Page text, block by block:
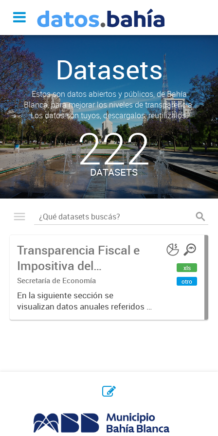
Datasets
Estos son datos abiertos y públicos, de Bahía
Blanca, para mejorar los niveles de transparencia.
Los datos son tuyos, descargalos, reutilizalos.
222
DATASETS
Transparencia Fiscal e
Impositiva del
Municipio. Año 2023
Secretaría de Economía
En la siguiente sección se
visualizan datos anuales referidos a
la transparencia fiscal e impositiva
xls
otro